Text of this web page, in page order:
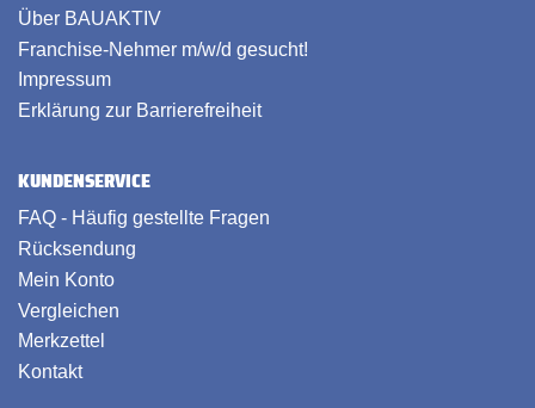
Über BAUAKTIV
Franchise-Nehmer m/w/d gesucht!
Impressum
Erklärung zur Barrierefreiheit
KUNDENSERVICE
FAQ - Häufig gestellte Fragen
Rücksendung
Mein Konto
Vergleichen
Merkzettel
Kontakt